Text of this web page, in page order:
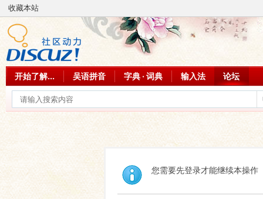
收藏本站
开始了解... 吴语拼音 字典 · 词典 输入法 论坛
您需要先登录才能继续本操作